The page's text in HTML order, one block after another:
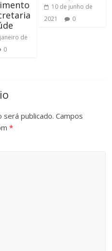
de
0
10 de junho de
2021
0
será publicado. Campos
*